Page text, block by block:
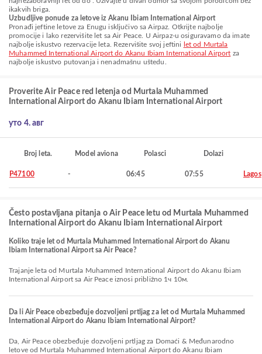
ikakvih briga.
Uzbudljive ponude za letove iz Akanu Ibiam International Airport
Pronađi jeftine letove za Enugu isključivo sa Airpaz. Otkrijte najbolje
promocije i lako rezervišite let sa Air Peace. U Airpaz-u osiguravamo da imate
najbolje iskustvo rezervacije leta. Rezervišite svoj jeftini
let od Murtala
Muhammed International Airport do Akanu Ibiam International Airport za
najbolje iskustvo putovanja i nenadmašnu uštedu.
Proverite Air Peace red letenja od Murtala Muhammed
International Airport do Akanu Ibiam International Airport
уто 4. авг
Broj leta. Model aviona Polasci Dolazi
P47100 - 06:45 07:55 Lagos
Često postavljana pitanja o Air Peace letu od Murtala Muhammed
International Airport do Akanu Ibiam International Airport
Koliko traje let od Murtala Muhammed International Airport do Akanu
Ibiam International Airport sa Air Peace?
Trajanje leta od Murtala Muhammed International Airport do Akanu Ibiam
International Airport sa Air Peace iznosi približno 1ч 10м.
Da li Air Peace obezbeđuje dozvoljeni prtljag za let od Murtala Muhammed
International Airport do Akanu Ibiam International Airport?
Da, Air Peace obezbeđuje dozvoljeni prtljag za Domaći & Međunarodno
letove od Murtala Muhammed International Airport do Akanu Ibiam